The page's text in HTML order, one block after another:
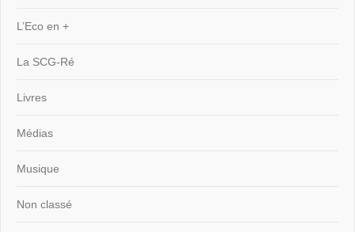
L’Eco en +
La SCG-Ré
Livres
Médias
Musique
Non classé